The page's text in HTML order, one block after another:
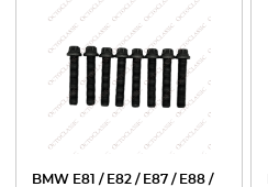
BMW E81 / E82 / E87 / E88 /